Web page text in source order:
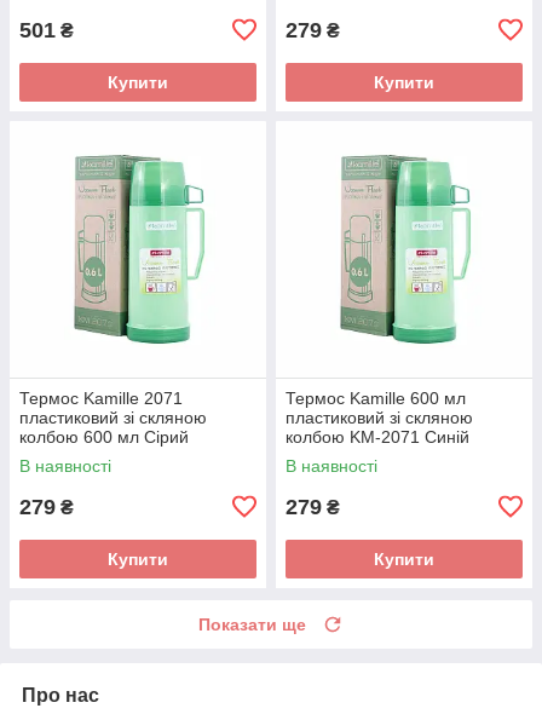
501 ₴
Купити
279 ₴
Купити
Термос Kamille 2071
пластиковий зі скляною
колбою 600 мл Сірий
В наявності
279 ₴
Купити
Термос Kamille 600 мл
пластиковий зі скляною
колбою KM-2071 Синій
В наявності
279 ₴
Купити
Показати ще
Про нас